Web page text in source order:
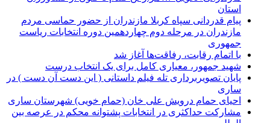
استان
پیام قدردانی سپاه کربلا مازندران از حضور حماسی مردم
مازندران در مرحله دوم چهاردهمین دوره انتخابات ریاست
جمهوری
با اتمام رقابت، رفاقت‌ها آغاز شد
شهید جمهور، معیاری کامل برای یک انتخاب درست
پایان تصویربرداری تله فیلم داستانی ( این دست آن دست ) در
ساری
احیای حمام درویش علی خان (حمام خویی) شهرستان ساری
مشارکت حداکثری در انتخابات پشتوانه محکم در عرصه بین